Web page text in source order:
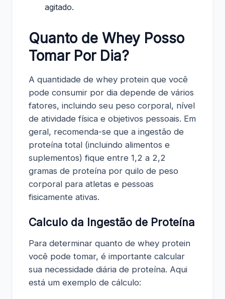
agitado.
Quanto de Whey Posso
Tomar Por Dia?
A quantidade de whey protein que você
pode consumir por dia depende de vários
fatores, incluindo seu peso corporal, nível
de atividade física e objetivos pessoais. Em
geral, recomenda-se que a ingestão de
proteína total (incluindo alimentos e
suplementos) fique entre 1,2 a 2,2
gramas de proteína por quilo de peso
corporal para atletas e pessoas
fisicamente ativas.
Calculo da Ingestão de Proteína
Para determinar quanto de whey protein
você pode tomar, é importante calcular
sua necessidade diária de proteína. Aqui
está um exemplo de cálculo: